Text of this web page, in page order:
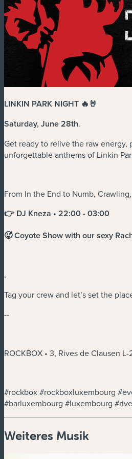
LINKIN PARK NIGHT 🔥🤘
Saturday, June 28th.
Get ready to relive the raw energy,
unforgettable anthems of Linkin
From In the End to Numb,
👉 DJ Kneza • 22:00 - 03:00
🥵 Coyote Show with our sexy
.
Tag your crew and let’s set the
--
ROCKBOX • 3, Rives de Clausen L-
#rockbox #rockboxluxembourg
#barluxembourg #luxembourg
Weiteres Musik